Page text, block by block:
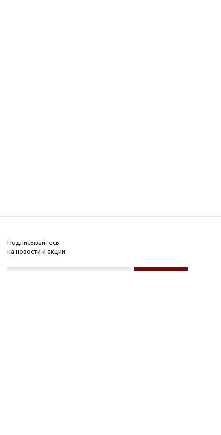
Подписывайтесь
на новости и акции